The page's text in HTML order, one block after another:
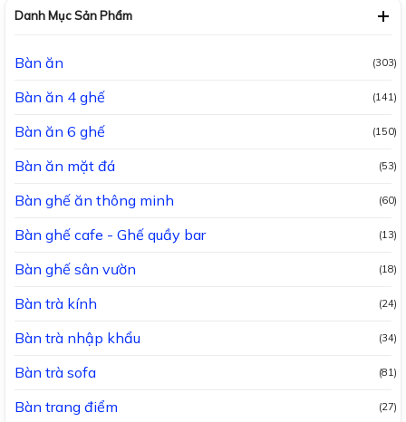
Danh Mục Sản Phẩm
Bàn ăn (303)
Bàn ăn 4 ghế (141)
Bàn ăn 6 ghế (150)
Bàn ăn mặt đá (53)
Bàn ghế ăn thông minh (60)
Bàn ghế cafe - Ghế quầy bar (13)
Bàn ghế sân vườn (18)
Bàn trà kính (24)
Bàn trà nhập khẩu (34)
Bàn trà sofa (81)
Bàn trang điểm (27)